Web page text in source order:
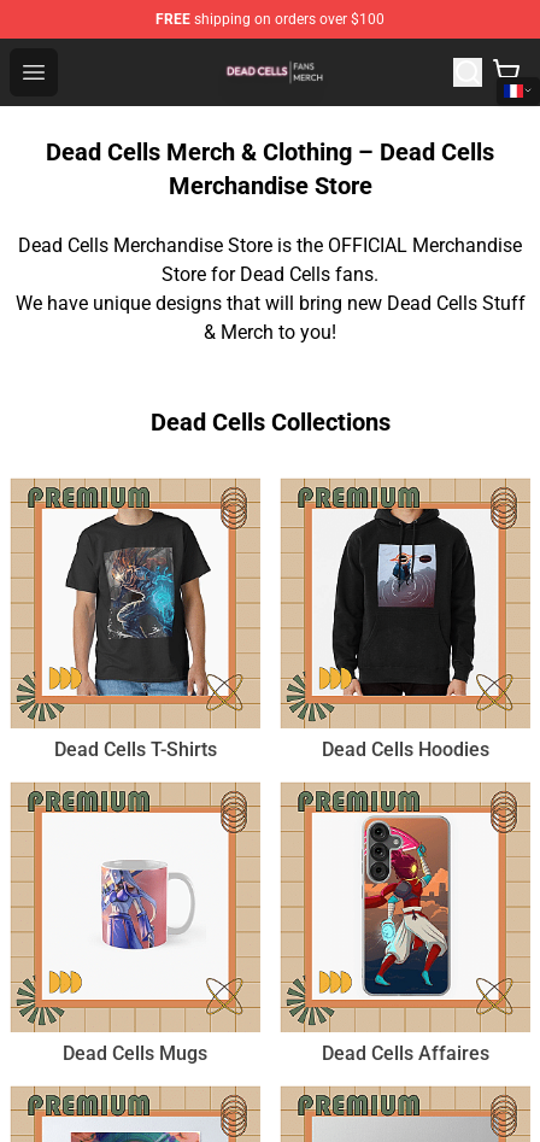
FREE shipping on orders over $100
Open menu
Dead Cells Shop - Official Dead Cells Merchandise Store
Dead Cells Merch & Clothing – Dead Cells
Merchandise Store
Dead Cells Merchandise Store is the OFFICIAL Merchandise
Store for Dead Cells fans.
We have unique designs that will bring new Dead Cells Stuff
& Merch to you!
Dead Cells Collections
Dead Cells T-Shirts Dead Cells Hoodies
Dead Cells Mugs Dead Cells Affaires